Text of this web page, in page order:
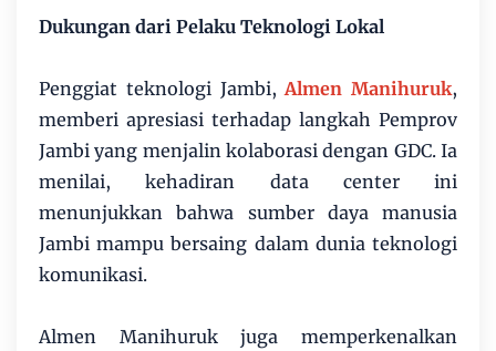
Dukungan dari Pelaku Teknologi Lokal
Penggiat teknologi Jambi,Almen Manihuruk,
memberi apresiasi terhadap langkah Pemprov
Jambi yang menjalin kolaborasi dengan GDC. Ia
menilai, kehadiran data center ini
menunjukkan bahwa sumber daya manusia
Jambi mampu bersaing dalam dunia teknologi
komunikasi.
Almen Manihuruk juga memperkenalkan